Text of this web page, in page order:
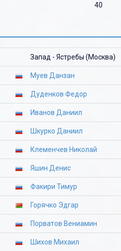
40
Запад - Ястребы (Москва)
Муев Данзан
Дуденков Федор
Иванов Даниил
Шкурко Даниил
Клеменчев Николай
Яшин Денис
Факири Тимур
Горячко Эдгар
Порватов Вениамин
Шихов Михаил